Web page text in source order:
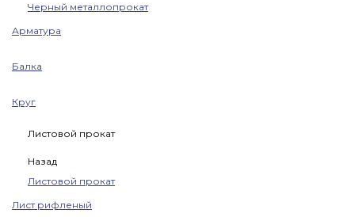
Черный металлопрокат
Арматура
Балка
Круг
Листовой прокат
Назад
Листовой прокат
Лист рифленый